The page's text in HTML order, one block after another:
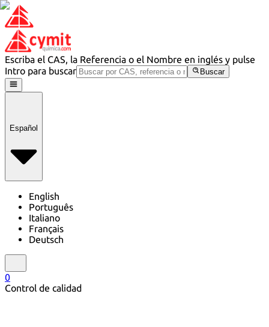
Escriba el CAS, la Referencia o el Nombre en inglés y pulse
Intro para buscar
Buscar
Español
English
Português
Italiano
Français
Deutsch
0
Control de calidad